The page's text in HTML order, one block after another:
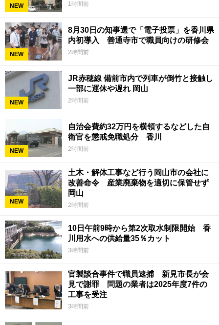
NEW 1時間前
NEW
8月30日の知事選で「電子投票」を香川県
内初導入 善通寺市で職員向けの研修会
2時間前
NEW
JR赤穂線 備前市内で列車が倒竹と接触し
一部に運休や遅れ 岡山
2時間前
NEW
自治会費約32万円を横領するなどした自
衛官を懲戒免職処分 香川
2時間前
NEW
土木・解体工事など行う岡山市の会社に
改善命令 産業廃棄物を適切に保管せず
岡山
2時間前
10日午前9時から第2次取水制限開始 香
川用水への供給量35％カット
3時間前
官製談合事件で職員逮捕 新見市長が会
見で謝罪 問題の業者は2025年度7件の
工事を受注
3時間前